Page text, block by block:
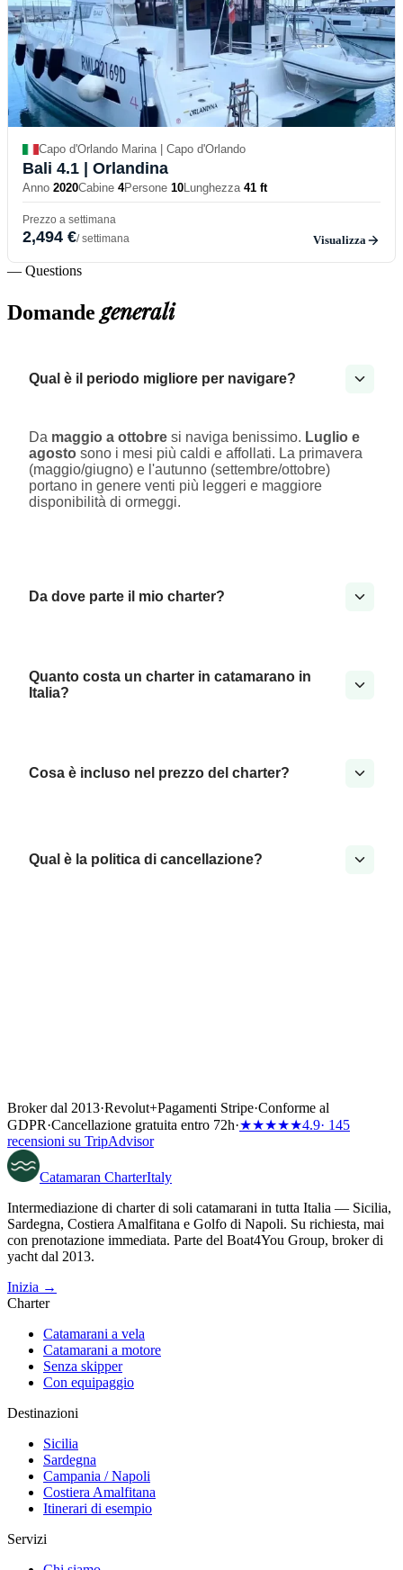
Capo d'Orlando Marina | Capo d'Orlando
Bali 4.1 | Orlandina
Anno 2020Cabine 4Persone 10Lunghezza 41 ft
Prezzo a settimana
2,494 €/ settimana Visualizza
— Questions
Domandegenerali
Qual è il periodo migliore per navigare?
Da maggio a ottobre si naviga benissimo. Luglio e
agosto sono i mesi più caldi e affollati. La primavera
(maggio/giugno) e l'autunno (settembre/ottobre)
portano in genere venti più leggeri e maggiore
disponibilità di ormeggi.
Da dove parte il mio charter?
Quanto costa un charter in catamarano in
Italia?
Cosa è incluso nel prezzo del charter?
Qual è la politica di cancellazione?
Broker dal 2013·Revolut+Pagamenti Stripe·Conforme al
GDPR·Cancellazione gratuita entro 72h·★★★★★4.9· 145
recensioni su TripAdvisor
Catamaran CharterItaly
Intermediazione di charter di soli catamarani in tutta Italia — Sicilia,
Sardegna, Costiera Amalfitana e Golfo di Napoli. Su richiesta, mai
con prenotazione immediata. Parte del Boat4You Group, broker di
yacht dal 2013.
Inizia →
Charter
Catamarani a vela
Catamarani a motore
Senza skipper
Con equipaggio
Destinazioni
Sicilia
Sardegna
Campania / Napoli
Costiera Amalfitana
Itinerari di esempio
Servizi